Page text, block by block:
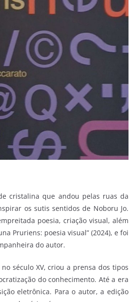
cristalina que andou pelas ruas da
os sutis sentidos de Noboru Jo.
poesia, criação visual, além
Pruriens: poesia visual” (2024), e foi
do autor.
século XV, criou a prensa dos tipos
do conhecimento. Até a era
eletrônica. Para o autor, a edição